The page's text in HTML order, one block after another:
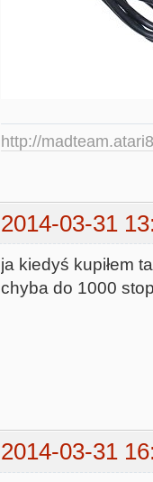
http://
2014-03-31
ja kiedyś kupiłem
chyba do 1000
2014-03-31